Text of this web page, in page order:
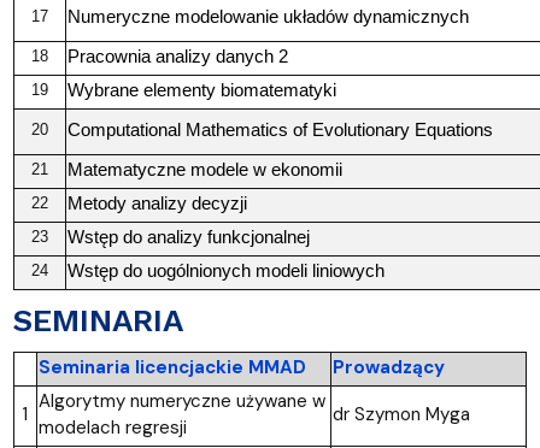
17 Numeryczne modelowanie układów dynamicznych
18 Pracownia analizy danych 2
19 Wybrane elementy biomatematyki
20 Computational Mathematics of Evolutionary Equations
21 Matematyczne modele w ekonomii
22 Metody analizy decyzji
23 Wstęp do analizy funkcjonalnej
24 Wstęp do uogólnionych modeli liniowych
SEMINARIA
Seminaria licencjackie MMAD
Prowadzący
1
Algorytmy numeryczne używane w
modelach regresji
dr Szymon Myga